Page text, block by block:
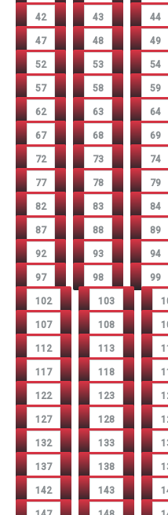
42 43 44
47 48 49
52 53 54
57 58 59
62 63 64
67 68 69
72 73 74
77 78 79
82 83 84
87 88 89
92 93 94
97 98 99
102 103
107 108
112 113
117 118
122 123
127 128
132 133
137 138
142 143